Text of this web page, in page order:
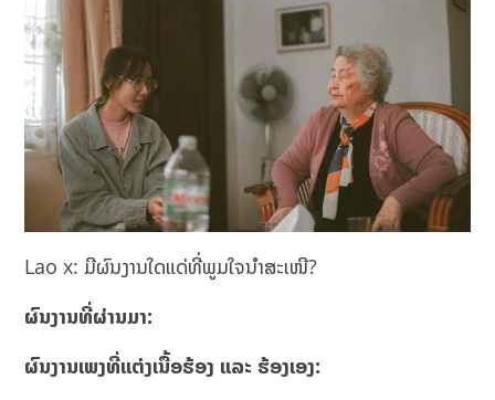
Lao x: ມີຜົນງານໃດແດ່ທີ່ພູມໃຈນໍາສະເໜີ?
ຜົນງານທີ່ຜ່ານມາ:
ຜົນງານເພງທີ່ແຕ່ງເນື້ອຮ້ອງ ແລະ ຮ້ອງເອງ: